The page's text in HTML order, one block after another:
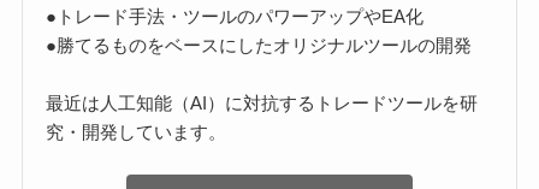
●トレード手法・ツールのパワーアップやEA化
●勝てるものをベースにしたオリジナルツールの開発
最近は人工知能（AI）に対抗するトレードツールを研
究・開発しています。